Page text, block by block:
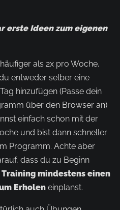
erste Ideen zum eigenen
als 2x pro Woche,
entweder selber eine
hinzufügen (Passe dein
über den Browser an)
einfach schon mit der
und bist dann schneller
Programm. Achte aber
dass du zu Beginn
mindestens einen
Erholen einplanst.